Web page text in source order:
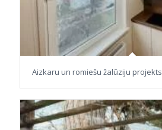
Aizkaru un romiešu žalūziju projekts